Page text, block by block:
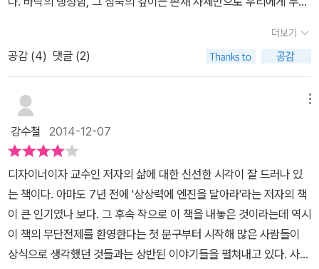
이 존재하는 이유와 바닥에서 던진 수많은 질문들을 이해하지 못할
것이다. 보통 우리들은 흔히 상대방이 힘들어 하거나 괴로워 할 때 그
맘 이해한다고 많이들 말한다. 하지만 정작 그 사람이 겪은 일을 경험
해보지 않고서는 그 마음을 알 수는 없다. 즉 당사자의 고통이 얼마만
큼인지 짐작은 하지만 헤아리기는 쉽지 않다는 말이다. 바닥은 어쩌
면 당신의 과거에도 존재해 왔고 또한 당신이 희망차게 바라보는 미
래에도 존재할 것이다. 바닥은 어디에나 존재한다. 이런 바닥을 긍정
하는 사람들에게만 바닥은 반란을 이야기한다. 바닥을 자신의 일부로
받아들이는 사람에게만 바닥은 상승의 꿈을 고백한다. 그리고 지금이
진정 바닥이라면 앞으론 올라갈 일만 남았다고 보아도 좋다. 우리들
이 살아가는데 있어 희망은 중요하다. 그것 때문에 오늘을 살아가야
하는 이유를 얻을 수 있다. 그리고 그러한 희망 다음으로 중요한 것이
더보기
공감 (4) 댓글 (2)
강수철 2014-12-07
디자이너이자 교수인 저자의 삶에 대한 신선한 시각이 잘 드러나 있
는 책이다. 아마도 7년 전에 '상상력에 엔진을 달아라'라는 저자의 책
이 큰 인기였나 보다. 그 후속 작으로 이 책을 내놓은 것이라는데 역시
이 책의 무단전제를 환영한다는 첫 문구부터 시작해 많은 사람들이
상식으로 생각했던 것들과는 상반된 이야기들을 펼쳐내고 있다. 사실